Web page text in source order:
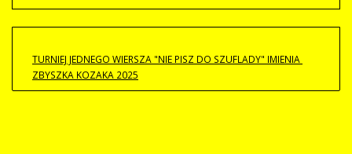
TURNIEJ JEDNEGO WIERSZA "NIE PISZ DO SZUFLADY" IMIENIA
ZBYSZKA KOZAKA 2025